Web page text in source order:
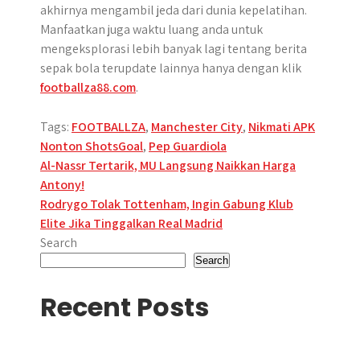
akhirnya mengambil jeda dari dunia kepelatihan.
Manfaatkan juga waktu luang anda untuk
mengeksplorasi lebih banyak lagi tentang berita
sepak bola terupdate lainnya hanya dengan klik
footballza88.com.
Tags: FOOTBALLZA, Manchester City, Nikmati APK
Nonton ShotsGoal, Pep Guardiola
Post
navigation
Al-Nassr Tertarik, MU Langsung Naikkan Harga
Antony!
Rodrygo Tolak Tottenham, Ingin Gabung Klub
Elite Jika Tinggalkan Real Madrid
Search
Search
Recent Posts